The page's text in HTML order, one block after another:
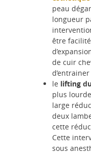
peau
longueur
être
de cuir
le lifting
plus
large
deux
cette
Cette
sous